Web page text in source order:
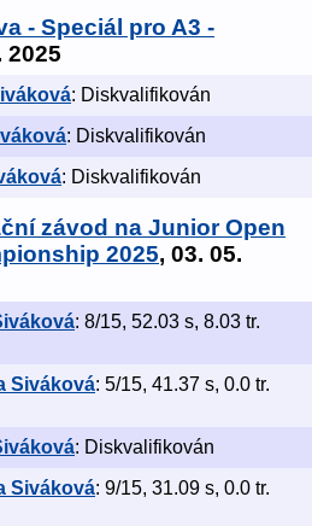
- Speciál pro A3 -
2025
: Diskvalifikován
: Diskvalifikován
: Diskvalifikován
závod na Junior Open
2025, 03. 05.
: 8/15, 52.03 s, 8.03 tr.
Siváková: 5/15, 41.37 s, 0.0 tr.
: Diskvalifikován
Siváková: 9/15, 31.09 s, 0.0 tr.